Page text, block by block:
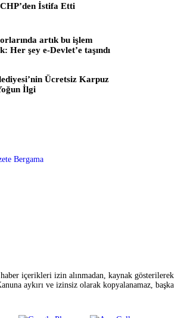
İstifa Etti
artık bu işlem
Her şey e-Devlet’e taşındı
Ücretsiz Karpuz
İlgi
ADMIN → Görünüm → Menüler sayfasından
içerikleri izin alınmadan, kaynak gösterilerek
aykırı ve izinsiz olarak kopyalanamaz, başka